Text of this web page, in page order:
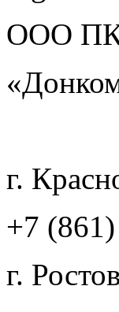
ООО
г.
+7 (861)
г.